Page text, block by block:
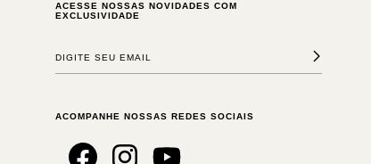
ACESSE NOSSAS NOVIDADES COM
EXCLUSIVIDADE
ACOMPANHE NOSSAS REDES SOCIAIS